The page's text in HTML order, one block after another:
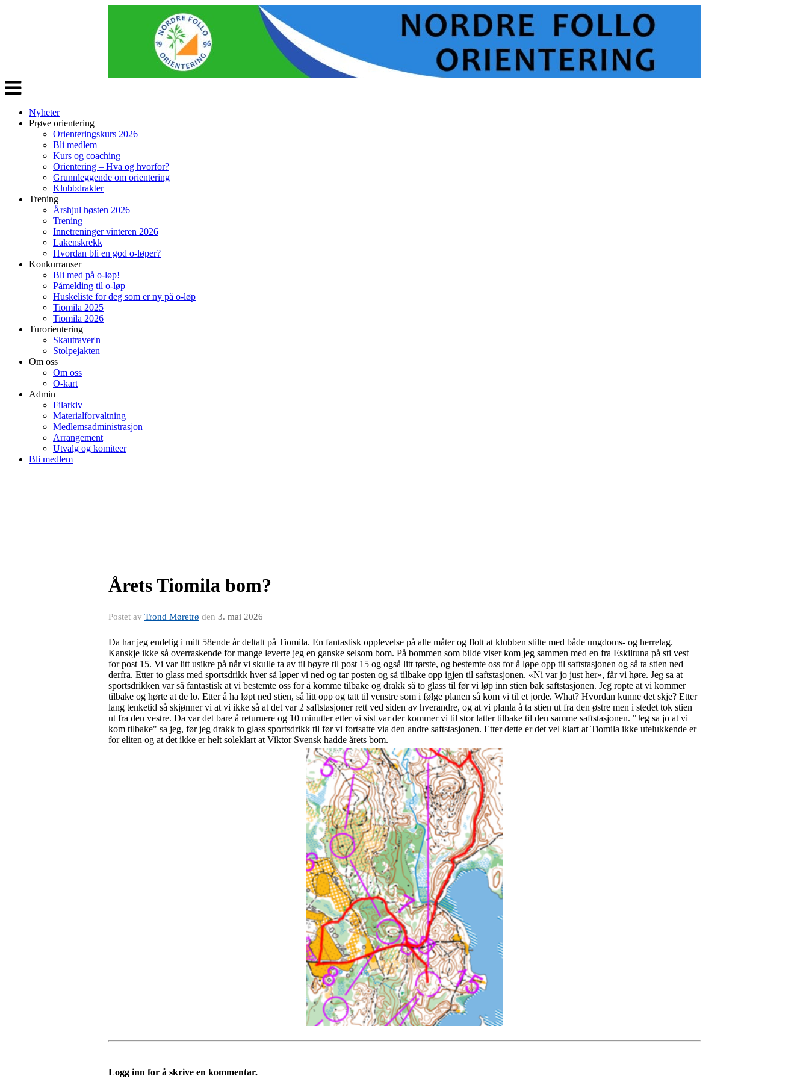
Veksle
navigasjon
Nyheter
Prøve orientering
Orienteringskurs 2026
Bli medlem
Kurs og coaching
Orientering – Hva og hvorfor?
Grunnleggende om orientering
Klubbdrakter
Trening
Årshjul høsten 2026
Trening
Innetreninger vinteren 2026
Lakenskrekk
Hvordan bli en god o-løper?
Konkurranser
Bli med på o-løp!
Påmelding til o-løp
Huskeliste for deg som er ny på o-løp
Tiomila 2025
Tiomila 2026
Turorientering
Skautraver'n
Stolpejakten
Om oss
Om oss
O-kart
Admin
Filarkiv
Materialforvaltning
Medlemsadministrasjon
Arrangement
Utvalg og komiteer
Bli medlem
Årets Tiomila bom?
Postet av Trond Møretrø den 3. mai 2026
Da har jeg endelig i mitt 58ende år deltatt på Tiomila. En fantastisk opplevelse på alle måter og flott at klubben stilte med både ungdoms- og herrelag.
Kanskje ikke så overraskende for mange leverte jeg en ganske selsom bom. På bommen som bilde viser kom jeg sammen med en fra Eskiltuna på sti vest
for post 15. Vi var litt usikre på når vi skulle ta av til høyre til post 15 og også litt tørste, og bestemte oss for å løpe opp til saftstasjonen og så ta stien ned
derfra. Etter to glass med sportsdrikk hver så løper vi ned og tar posten og så tilbake opp igjen til saftstasjonen. «Ni var jo just her», får vi høre. Jeg sa at
sportsdrikken var så fantastisk at vi bestemte oss for å komme tilbake og drakk så to glass til før vi løp inn stien bak saftstasjonen. Jeg ropte at vi kommer
tilbake og hørte at de lo. Etter å ha løpt ned stien, så litt opp og tatt til venstre som i følge planen så kom vi til et jorde. What? Hvordan kunne det skje? Etter
lang tenketid så skjønner vi at vi ikke så at det var 2 saftstasjoner rett ved siden av hverandre, og at vi planla å ta stien ut fra den østre men i stedet tok stien
ut fra den vestre. Da var det bare å returnere og 10 minutter etter vi sist var der kommer vi til stor latter tilbake til den samme saftstasjonen. "Jeg sa jo at vi
kom tilbake" sa jeg, før jeg drakk to glass sportsdrikk til før vi fortsatte via den andre saftstasjonen. Etter dette er det vel klart at Tiomila ikke utelukkende er
for eliten og at det ikke er helt soleklart at Viktor Svensk hadde årets bom.
Logg inn for å skrive en kommentar.